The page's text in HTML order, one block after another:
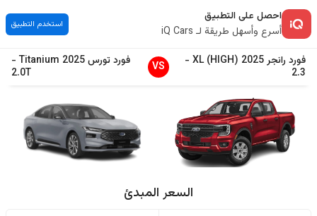
احصل على التطبيق
أسرع وأسهل طريقة لـ iQ Cars
استخدم التطبيق
فورد رانجر2025
XL (HIGH)
-
2.3
VS فوردتورس2025
Titanium
-
2.0T
السعر المبدئ